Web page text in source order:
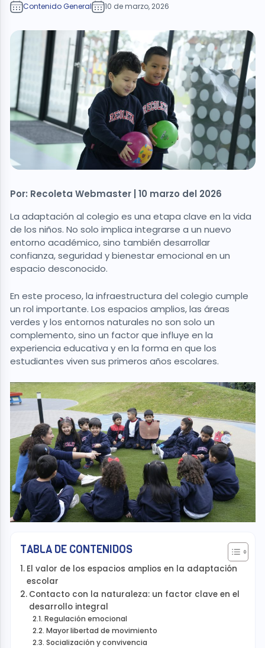
Contenido General
10 de marzo, 2026
Por: Recoleta Webmaster | 10 marzo del 2026
La adaptación al colegio es una etapa clave en la vida
de los niños. No solo implica integrarse a un nuevo
entorno académico, sino también desarrollar
confianza, seguridad y bienestar emocional en un
espacio desconocido.
En este proceso, la infraestructura del colegio cumple
un rol importante. Los espacios amplios, las áreas
verdes y los entornos naturales no son solo un
complemento, sino un factor que influye en la
experiencia educativa y en la forma en que los
estudiantes viven sus primeros años escolares.
TABLA DE CONTENIDOS
El valor de los espacios amplios en la adaptación
escolar
Contacto con la naturaleza: un factor clave en el
desarrollo integral
Regulación emocional
Mayor libertad de movimiento
Socialización y convivencia